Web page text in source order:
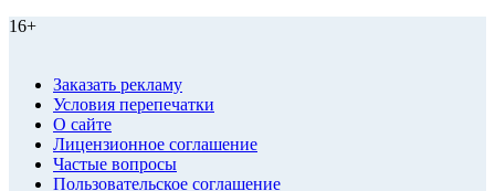
16+
Заказать рекламу
Условия перепечатки
О сайте
Лицензионное соглашение
Частые вопросы
Пользовательское соглашение